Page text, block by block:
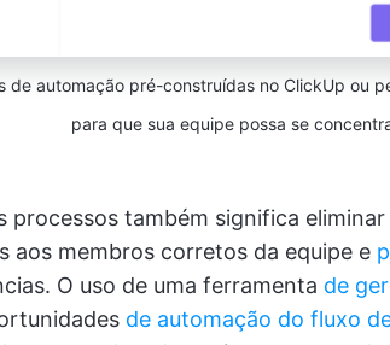
de automação pré-construídas no ClickUp ou
para que sua equipe possa se
processos também significa
aos membros corretos da equipe e
O uso de uma ferramenta de
de automação do fluxo